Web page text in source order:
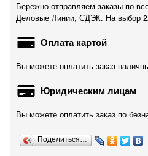
Бережно отправляем заказы по
Деловые Линии, СДЭК. На выбор
Оплата картой
Вы можете оплатить заказ
Юридическим лицам
Вы можете оплатить заказ по
Поделиться…